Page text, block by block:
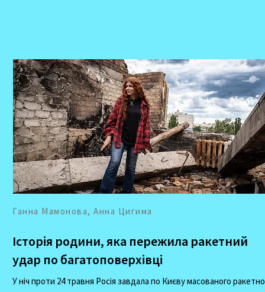
Ганна Мамонова, Анна Цигима
Історія родини, яка пережила ракетний
удар по багатоповерхівці
У ніч проти 24 травня Росія завдала по Києву масованого